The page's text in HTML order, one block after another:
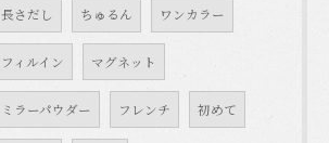
長さだし ちゅるん ワンカラー
フィルイン マグネット
ミラーパウダー フレンチ 初めて